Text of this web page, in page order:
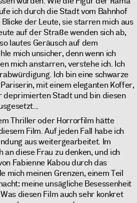
ich durch die Stadt vom Bahnhof
der Leute, sie starren mich aus
auf der Straße wenden sich ab,
lautes Geräusch auf dem
mich unsicher, denn wenn ich
mich anstarren, verstehe ich. Ich
Ich bin eine schwarze
mit einem eleganten Koffer,
deprimierten Stadt und bin diesen
Thriller oder Horrorfilm hätte
Film. Auf jeden Fall habe ich
aus weitergearbeitet. Im
an diese Frau zu denken, und ich
Fabienne Kabou durch das
mich meinen Grenzen, einem Teil
meine unsägliche Besessenheit
diesen Film auch sehr konkret